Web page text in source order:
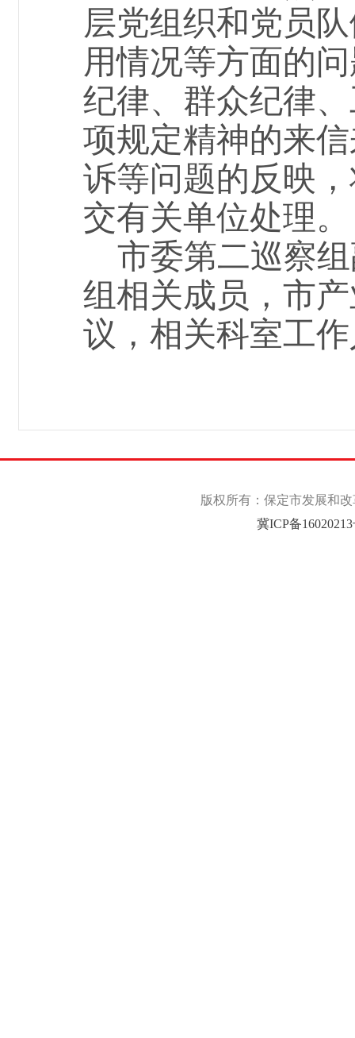
层党组织和党员
用情况等方面的
纪律、群众纪律
项规定精神的来
诉等问题的反映
交有关单位处理。
市委第二巡察
组相关成员，市
议，相关科室工
版权所有：保定市发展和
冀ICP备